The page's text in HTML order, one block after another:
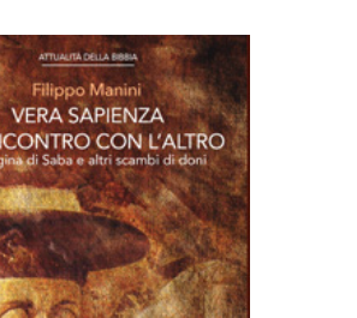
AGGIUNGI AL CARRELLO